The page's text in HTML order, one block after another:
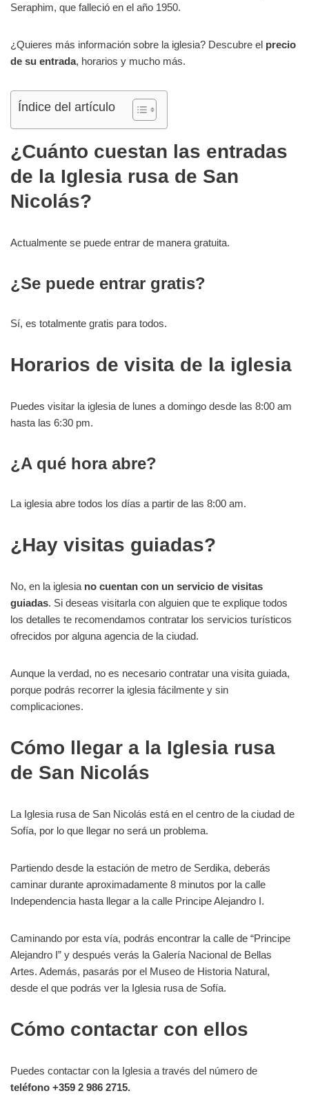
Seraphim, que falleció en el año 1950.
¿Quieres más información sobre la iglesia? Descubre el precio
de su entrada, horarios y mucho más.
Índice del artículo
¿Cuánto cuestan las entradas
de la Iglesia rusa de San
Nicolás?
Actualmente se puede entrar de manera gratuita.
¿Se puede entrar gratis?
Sí, es totalmente gratis para todos.
Horarios de visita de la iglesia
Puedes visitar la iglesia de lunes a domingo desde las 8:00 am
hasta las 6:30 pm.
¿A qué hora abre?
La iglesia abre todos los días a partir de las 8:00 am.
¿Hay visitas guiadas?
No, en la iglesia no cuentan con un servicio de visitas
guiadas. Si deseas visitarla con alguien que te explique todos
los detalles te recomendamos contratar los servicios turísticos
ofrecidos por alguna agencia de la ciudad.
Aunque la verdad, no es necesario contratar una visita guiada,
porque podrás recorrer la iglesia fácilmente y sin
complicaciones.
Cómo llegar a la Iglesia rusa
de San Nicolás
La Iglesia rusa de San Nicolás está en el centro de la ciudad de
Sofía, por lo que llegar no será un problema.
Partiendo desde la estación de metro de Serdika, deberás
caminar durante aproximadamente 8 minutos por la calle
Independencia hasta llegar a la calle Principe Alejandro I.
Caminando por esta vía, podrás encontrar la calle de “Principe
Alejandro I” y después verás la Galería Nacional de Bellas
Artes. Además, pasarás por el Museo de Historia Natural,
desde el que podrás ver la Iglesia rusa de Sofía.
Cómo contactar con ellos
Puedes contactar con la Iglesia a través del número de
teléfono +359 2 986 2715.